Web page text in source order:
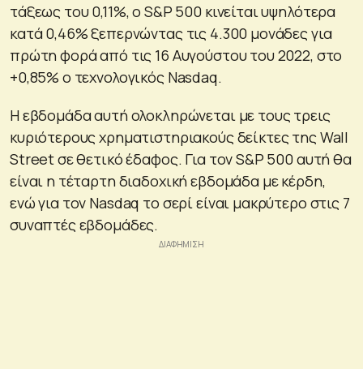
τάξεως του 0,11%, ο S&P 500 κινείται υψηλότερα
κατά 0,46% ξεπερνώντας τις 4.300 μονάδες για
πρώτη φορά από τις 16 Αυγούστου του 2022, στο
+0,85% ο τεχνολογικός Nasdaq.
Η εβδομάδα αυτή ολοκληρώνεται με τους τρεις
κυριότερους χρηματιστηριακούς δείκτες της Wall
Street σε θετικό έδαφος. Για τον S&P 500 αυτή θα
είναι η τέταρτη διαδοχική εβδομάδα με κέρδη,
ενώ για τον Nasdaq το σερί είναι μακρύτερο στις 7
συναπτές εβδομάδες.